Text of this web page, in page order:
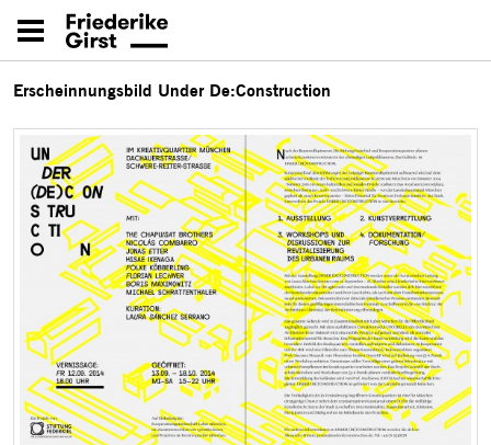
Erscheinnungsbild Under De:Construction